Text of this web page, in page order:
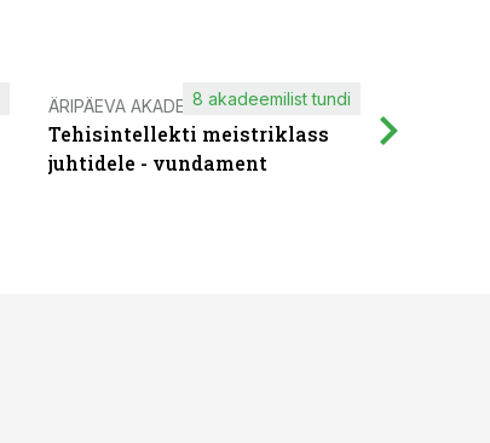
ÄRIPÄEVA AKADEEMIA
Tehisintellekti meistriklass
juhtidele - vundament
8 akadeemilist tundi